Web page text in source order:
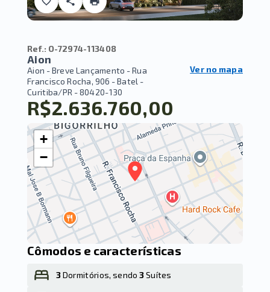
Ref.: O-72974-113408
Aion
Aion - Breve Lançamento -Rua
Francisco Rocha, 906 - Batel -
Curitiba/PR - 80420-130
Ver no mapa
R$2.636.760,00
+
−
Cômodos e características
3Dormitórios, sendo3Suítes